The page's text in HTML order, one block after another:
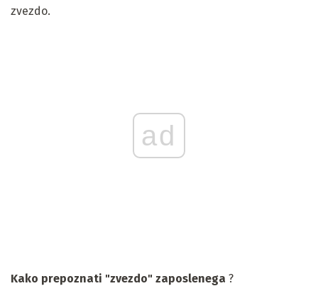
zvezdo.
ad
Kako prepoznati "zvezdo" zaposlenega ?